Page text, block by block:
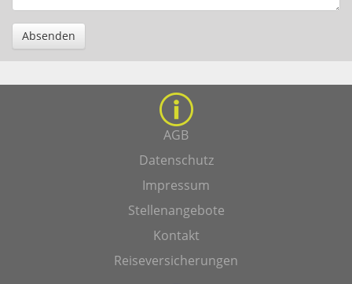
Absenden
AGB
Datenschutz
Impressum
Stellenangebote
Kontakt
Reiseversicherungen